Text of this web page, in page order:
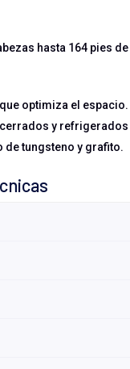
hasta 164 pies
optimiza el espacio.
cerrados y
de tungsteno y grafito.